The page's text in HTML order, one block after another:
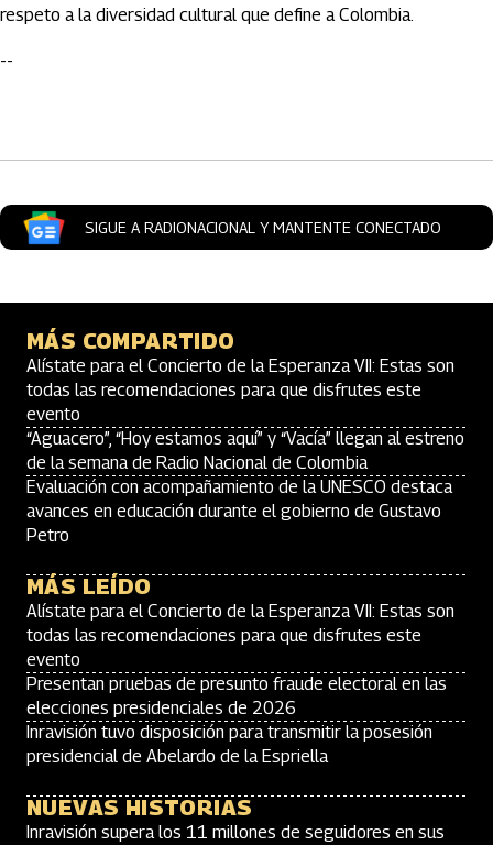
respeto a la diversidad cultural que define a Colombia.
--
SIGUE A RADIONACIONAL Y MANTENTE CONECTADO
MÁS COMPARTIDO
Alístate para el Concierto de la Esperanza VII: Estas son
todas las recomendaciones para que disfrutes este
evento
“Aguacero”, “Hoy estamos aquí” y “Vacía” llegan al estreno
de la semana de Radio Nacional de Colombia
Evaluación con acompañamiento de la UNESCO destaca
avances en educación durante el gobierno de Gustavo
Petro
MÁS LEÍDO
Alístate para el Concierto de la Esperanza VII: Estas son
todas las recomendaciones para que disfrutes este
evento
Presentan pruebas de presunto fraude electoral en las
elecciones presidenciales de 2026
Inravisión tuvo disposición para transmitir la posesión
presidencial de Abelardo de la Espriella
NUEVAS HISTORIAS
Inravisión supera los 11 millones de seguidores en sus